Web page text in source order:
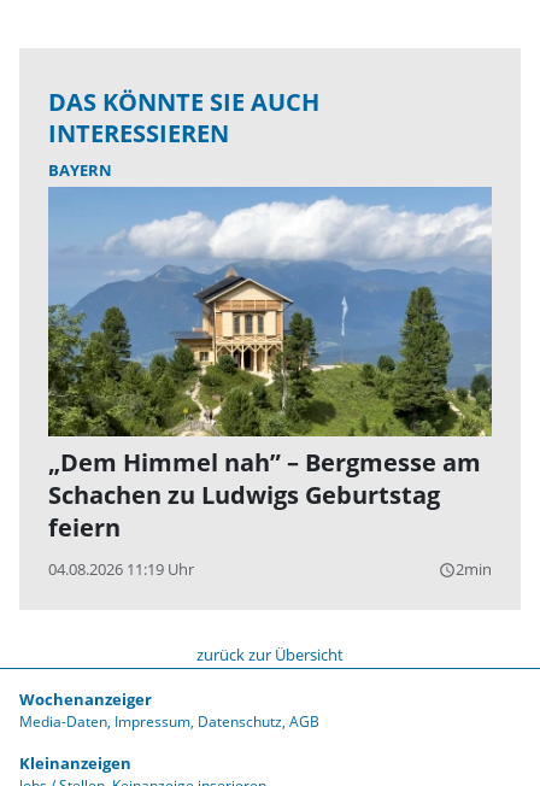
DAS KÖNNTE SIE AUCH
INTERESSIEREN
BAYERN
„Dem Himmel nah” – Bergmesse am
Schachen zu Ludwigs Geburtstag
feiern
04.08.2026 11:19 Uhr query_builder2min
zurück zur Übersicht
Wochenanzeiger
Media-Daten Impressum Datenschutz AGB
Kleinanzeigen